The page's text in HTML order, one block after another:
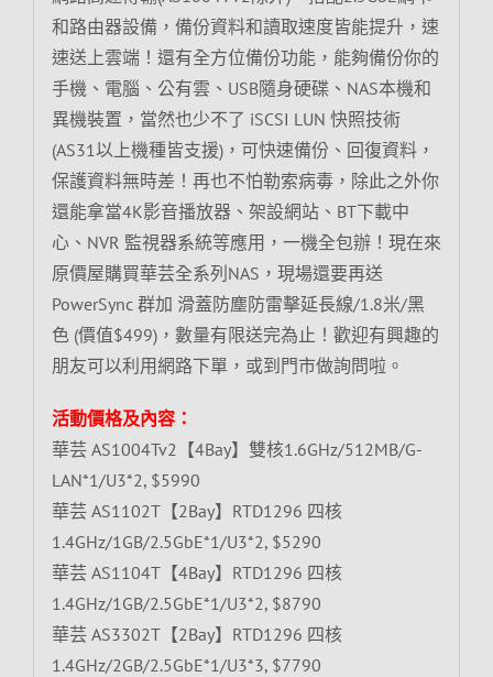
和路由器設備，備份資料和讀取速度皆能提升，速
速送上雲端！還有全方位備份功能，能夠備份你的
手機、電腦、公有雲、USB隨身硬碟、NAS本機和
異機裝置，當然也少不了 iSCSI LUN 快照技術
(AS31以上機種皆支援)，可快速備份、回復資料，
保護資料無時差！再也不怕勒索病毒，除此之外你
還能拿當4K影音播放器、架設網站、BT下載中
心、NVR 監視器系統等應用，一機全包辦！現在來
原價屋購買華芸全系列NAS，現場還要再送
PowerSync 群加 滑蓋防塵防雷擊延長線/1.8米/黑
色 (價值$499)，數量有限送完為止！歡迎有興趣的
朋友可以利用網路下單，或到門市做詢問啦。
活動價格及內容：
華芸 AS1004Tv2【4Bay】雙核1.6GHz/512MB/G-
LAN*1/U3*2, $5990
華芸 AS1102T【2Bay】RTD1296 四核
1.4GHz/1GB/2.5GbE*1/U3*2, $5290
華芸 AS1104T【4Bay】RTD1296 四核
1.4GHz/1GB/2.5GbE*1/U3*2, $8790
華芸 AS3302T【2Bay】RTD1296 四核
1.4GHz/2GB/2.5GbE*1/U3*3, $7790